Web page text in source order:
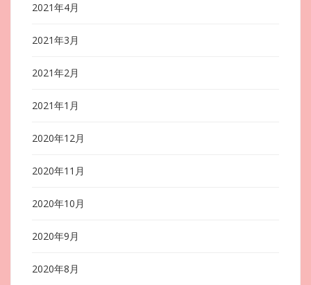
2021年4月
2021年3月
2021年2月
2021年1月
2020年12月
2020年11月
2020年10月
2020年9月
2020年8月